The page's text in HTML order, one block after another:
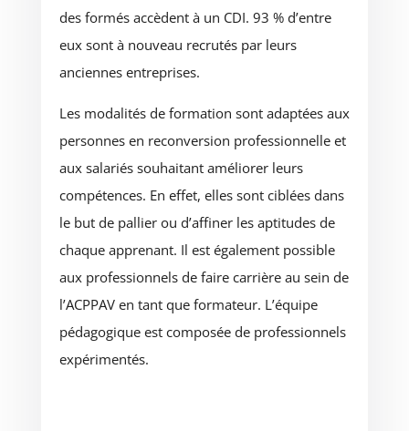
des formés accèdent à un CDI. 93 % d’entre
eux sont à nouveau recrutés par leurs
anciennes entreprises.
Les modalités de formation sont adaptées aux
personnes en reconversion professionnelle et
aux salariés souhaitant améliorer leurs
compétences. En effet, elles sont ciblées dans
le but de pallier ou d’affiner les aptitudes de
chaque apprenant. Il est également possible
aux professionnels de faire carrière au sein de
l’ACPPAV en tant que formateur. L’équipe
pédagogique est composée de professionnels
expérimentés.